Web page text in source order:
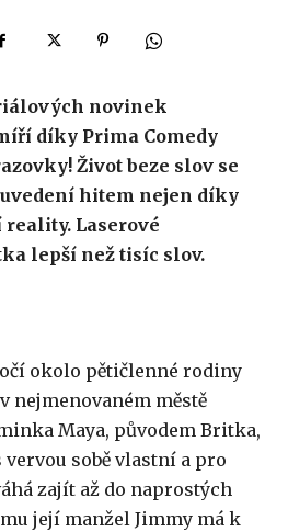
novinek
díky Prima Comedy
Život beze slov se
hitem nejen díky
Laserové
lepší než tisíc slov.
okolo pětičlenné rodiny
nejmenovaném městě
Maya, původem Britka,
sobě vlastní a pro
zajít až do naprostých
její manžel Jimmy má k